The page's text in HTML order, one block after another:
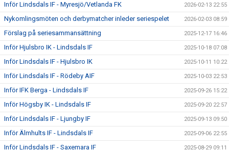
Inför Lindsdals IF - Myresjö/Vetlanda FK 2026-02-13 22:55
Nykomlingsmöten och derbymatcher inleder seriespelet 2026-02-03 08:59
Förslag på seriesammansättning 2025-12-17 16:46
Inför Hjulsbro IK - Lindsdals IF 2025-10-18 07:08
Inför Lindsdals IF - Hjulsbro IK 2025-10-11 10:22
Inför Lindsdals IF - Rödeby AIF 2025-10-03 22:53
Inför IFK Berga - Lindsdals IF 2025-09-26 15:22
Inför Högsby IK - Lindsdals IF 2025-09-20 22:57
Inför Lindsdals IF - Ljungby IF 2025-09-13 09:50
Inför Älmhults IF - Lindsdals IF 2025-09-06 22:55
Inför Lindsdals IF - Saxemara IF 2025-08-29 09:11